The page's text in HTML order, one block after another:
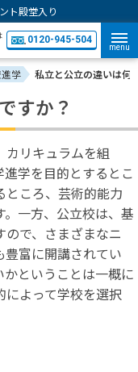
ト殿堂入り
0120-945-504
menu
学 私立と公立の違いは何
すか？
カリキュラムを組
学を目的とするとこ
ところ、芸術的能力
一方、公立校は、基
で、さまざまなニ
富に開講されてい
ということは一概に
によって学校を選択